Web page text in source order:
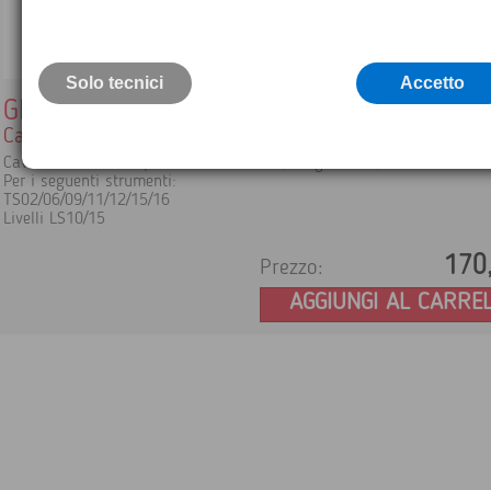
GEV52
Cavo Leica
Cavo alimentazione per batteria esterna, lunghezza 1,8 mt
Per i seguenti strumenti:
TS02/06/09/11/12/15/16
Livelli LS10/15
Prezzo:
AGGIUNGI AL
Solo tecnici Accetto